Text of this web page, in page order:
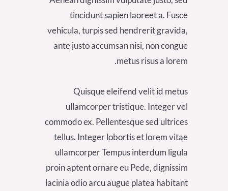
tincidunt sapien laoreet a. Fusce
vehicula, turpis sed hendrerit gravida,
ante justo accumsan nisi, non congue
metus risus a lorem.
Quisque eleifend velit id metus
ullamcorper tristique. Integer vel
commodo ex. Pellentesque sed ultrices
tellus. Integer lobortis et lorem vitae
ullamcorper Tempus interdum ligula
proin aptent ornare eu Pede, dignissim
lacinia odio arcu augue platea habitant